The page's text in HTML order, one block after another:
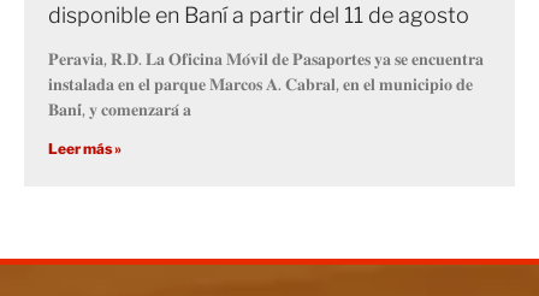
disponible en Baní a partir del 11 de agosto
𝐏𝐞𝐫𝐚𝐯𝐢𝐚, 𝐑.𝐃. 𝐋𝐚 𝐎𝐟𝐢𝐜𝐢𝐧𝐚 𝐌𝐨́𝐯𝐢𝐥 𝐝𝐞 𝐏𝐚𝐬𝐚𝐩𝐨𝐫𝐭𝐞𝐬 𝐲𝐚 𝐬𝐞 𝐞𝐧𝐜𝐮𝐞𝐧𝐭𝐫𝐚
𝐢𝐧𝐬𝐭𝐚𝐥𝐚𝐝𝐚 𝐞𝐧 𝐞𝐥 𝐩𝐚𝐫𝐪𝐮𝐞 𝐌𝐚𝐫𝐜𝐨𝐬 𝐀. 𝐂𝐚𝐛𝐫𝐚𝐥, 𝐞𝐧 𝐞𝐥 𝐦𝐮𝐧𝐢𝐜𝐢𝐩𝐢𝐨 𝐝𝐞
𝐁𝐚𝐧𝐢́, 𝐲 𝐜𝐨𝐦𝐞𝐧𝐳𝐚𝐫𝐚́ 𝐚
Leer más »